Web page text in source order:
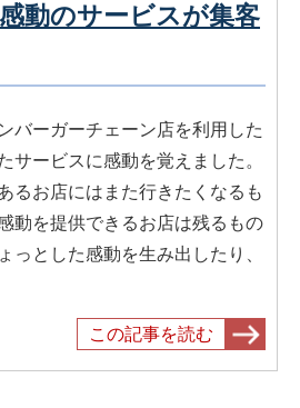
動のサービスが集客
バーガーチェーン店を利用した
サービスに感動を覚えました。
るお店にはまた行きたくなるも
動を提供できるお店は残るもの
っとした感動を生み出したり、
この記事を読む